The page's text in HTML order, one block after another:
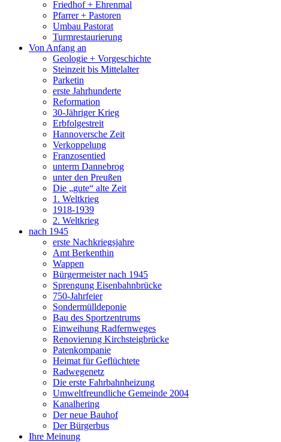
Friedhof + Ehrenmal
Pfarrer + Pastoren
Umbau Pastorat
Turmrestaurierung
Von Anfang an
Geologie + Vorgeschichte
Steinzeit bis Mittelalter
Parketin
erste Jahrhunderte
Reformation
30-Jähriger Krieg
Erbfolgestreit
Hannoversche Zeit
Verkoppelung
Franzosentied
unterm Dannebrog
unter den Preußen
Die „gute“ alte Zeit
1. Weltkrieg
1918-1939
2. Weltkrieg
nach 1945
erste Nachkriegsjahre
Amt Berkenthin
Wappen
Bürgermeister nach 1945
Sprengung Eisenbahnbrücke
750-Jahrfeier
Sondermülldeponie
Bau des Sportzentrums
Einweihung Radfernweges
Renovierung Kirchsteigbrücke
Patenkompanie
Heimat für Geflüchtete
Radwegenetz
Die erste Fahrbahnheizung
Umweltfreundliche Gemeinde 2004
Kanalhering
Der neue Bauhof
Der Bürgerbus
Ihre Meinung